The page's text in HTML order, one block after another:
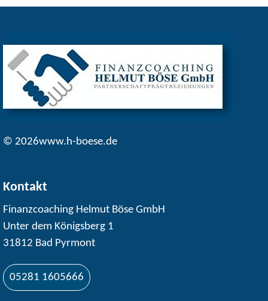
© 2026www.h-boese.de
Kontakt
Finanzcoaching Helmut Böse GmbH
Unter dem Königsberg 1
31812 Bad Pyrmont
05281 1605666